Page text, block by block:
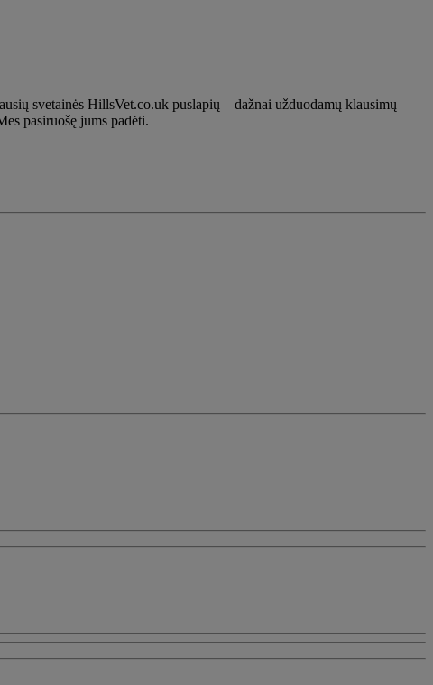
svetainės HillsVet.co.uk puslapių – dažnai užduodamų klausimų
pasiruošę jums padėti.